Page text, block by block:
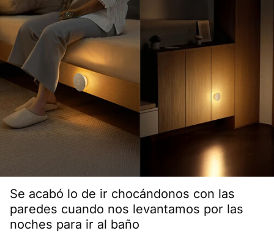
Se acabó lo de ir chocándonos con las
paredes cuando nos levantamos por las
noches para ir al baño